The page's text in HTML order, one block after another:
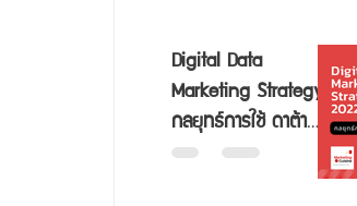
Digital Data
Marketing Strategy
กลยุทธ์การใช้ ดาต้า
สำหรับธุรกิจขนาดเล็ก